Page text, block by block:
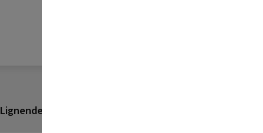
Lignende produkter